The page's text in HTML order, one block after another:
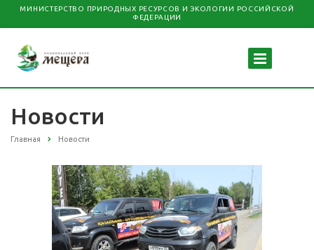
МИНИСТЕРСТВО ПРИРОДНЫХ РЕСУРСОВ И ЭКОЛОГИИ РОССИЙСКОЙ
ФЕДЕРАЦИИ
Новости
Главная Новости